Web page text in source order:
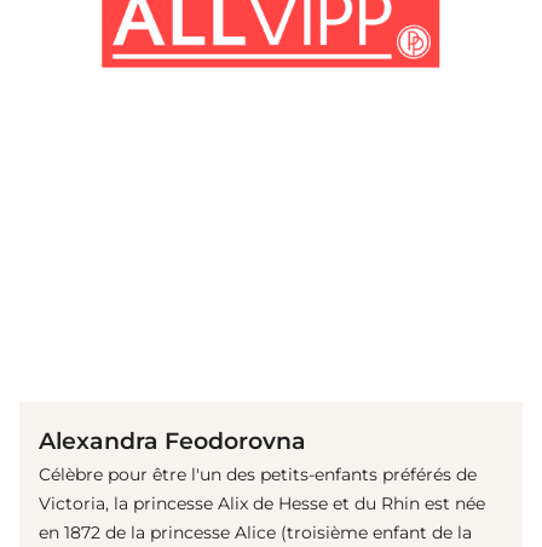
Alexandra Feodorovna
Célèbre pour être l'un des petits-enfants préférés de
Victoria, la princesse Alix de Hesse et du Rhin est née
en 1872 de la princesse Alice (troisième enfant de la